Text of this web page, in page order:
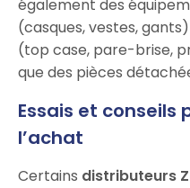
également des
(casques, vestes,
(top case, pare-brise,
que des pièces
Essais et conseils
l’achat
Certains distributeurs